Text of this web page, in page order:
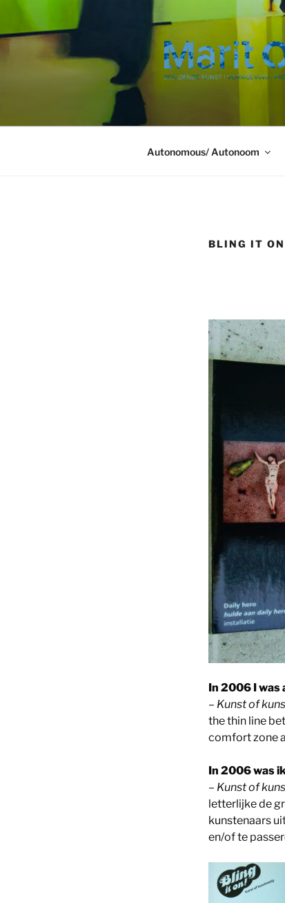
de
Autonomous/ Autonoom
BLING IT ON
In 2006 I was
– Kunst of
the thin line
comfort zone
In 2006 was
– Kunst of
letterlijke de
kunstenaars
en/of te